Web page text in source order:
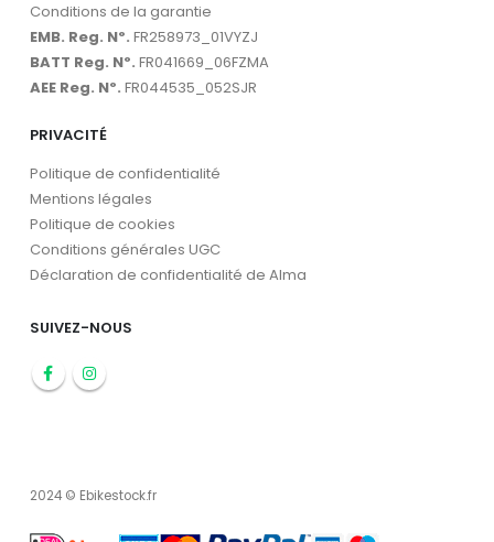
Conditions de la garantie
EMB. Reg. Nº. FR258973_01VYZJ
BATT Reg. Nº. FR041669_06FZMA
AEE Reg. Nº. FR044535_052SJR
PRIVACITÉ
Politique de confidentialité
Mentions légales
Politique de cookies
Conditions générales UGC
Déclaration de confidentialité de Alma
SUIVEZ-NOUS
2024 © Ebikestock.fr